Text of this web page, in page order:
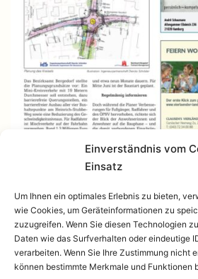
Einverständnis vom
Einsatz
Um Ihnen ein optimales Erlebnis zu bieten,
wie Cookies, um Geräteinformationen zu
zuzugreifen. Wenn Sie diesen Technologien
Daten wie das Surfverhalten oder eindeutige
verarbeiten. Wenn Sie Ihre Zustimmung nicht
können bestimmte Merkmale und Funktionen